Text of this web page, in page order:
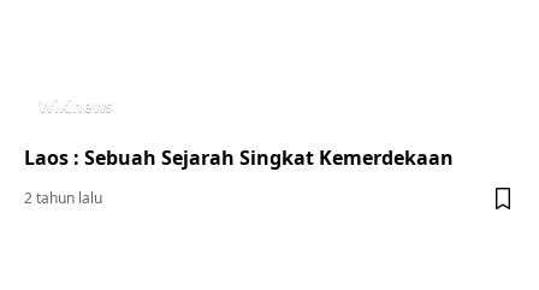
Wikinews
Laos : Sebuah Sejarah Singkat Kemerdekaan
2 tahun lalu